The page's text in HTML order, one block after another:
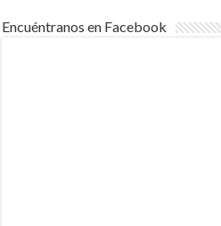
Encuéntranos en Facebook